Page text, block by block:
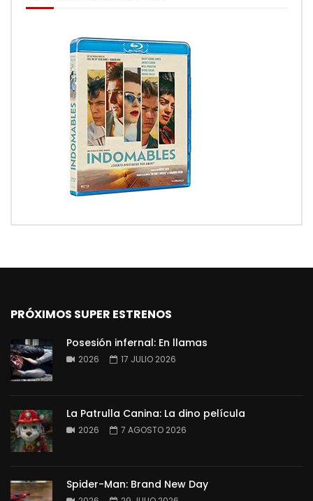
PRÓXIMOS SUPER ESTRENOS
Posesión infernal: En llamas
2026 17 JULIO 2026
La Patrulla Canina: La dino película
2026 7 AGOSTO 2026
Spider-Man: Brand New Day